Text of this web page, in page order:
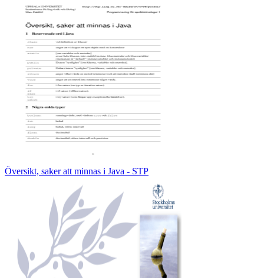
Översikt, saker att minnas i Java - STP